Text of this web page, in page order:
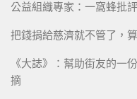
公益組織專家：一窩蜂批
把錢捐給慈濟就不管了，
《大誌》：幫助街友的一
摘